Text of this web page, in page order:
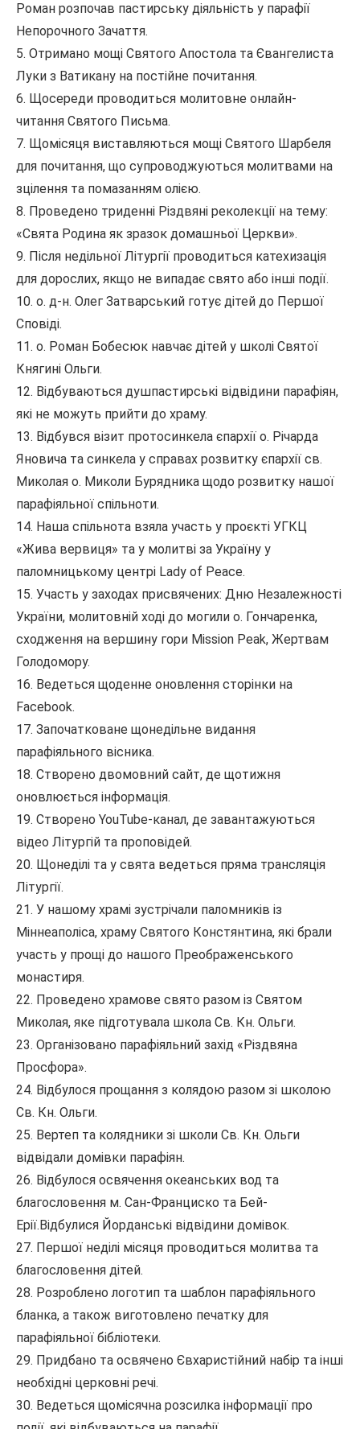
Роман розпочав пастирську діяльність у парафії
Непорочного Зачаття.
5. Отримано мощі Святого Апостола та Євангелиста
Луки з Ватикану на постійне почитання.
6. Щосереди проводиться молитовне онлайн-
читання Святого Письма.
7. Щомісяця виставляються мощі Святого Шарбеля
для почитання, що супроводжуються молитвами на
зцілення та помазанням олією.
8. Проведено триденні Різдвяні реколекції на тему:
«Свята Родина як зразок домашньої Церкви».
9. Після недільної Літургії проводиться катехизація
для дорослих, якщо не випадає свято або інші події.
10. о. д-н. Олег Затварський готує дітей до Першої
Сповіді.
11. о. Роман Бобесюк навчає дітей у школі Святої
Княгині Ольги.
12. Відбуваються душпастирські відвідини парафіян,
які не можуть прийти до храму.
13. Відбувся візит протосинкела єпархії о. Річарда
Яновича та синкела у справах розвитку єпархії св.
Миколая о. Миколи Бурядника щодо розвитку нашої
парафіяльної спільноти.
14. Наша спільнота взяла участь у проєкті УГКЦ
«Жива вервиця» та у молитві за Україну у
паломницькому центрі Lady of Peace.
15. Участь у заходах присвячених: Дню Незалежності
України, молитовній ході до могили о. Гончаренка,
сходження на вершину гори Mission Peak, Жертвам
Голодомору.
16. Ведеться щоденне оновлення сторінки на
Facebook.
17. Започатковане щонедільне видання
парафіяльного вісника.
18. Створено двомовний сайт, де щотижня
оновлюється інформація.
19. Створено YouTube-канал, де завантажуються
відео Літургій та проповідей.
20. Щонеділі та у свята ведеться пряма трансляція
Літургії.
21. У нашому храмі зустрічали паломників із
Міннеаполіса, храму Святого Констянтина, які брали
участь у прощі до нашого Преображенського
монастиря.
22. Проведено храмове свято разом із Святом
Миколая, яке підготувала школа Св. Кн. Ольги.
23. Організовано парафіяльний захід «Різдвяна
Просфора».
24. Відбулося прощання з колядою разом зі школою
Св. Кн. Ольги.
25. Вертеп та колядники зі школи Св. Кн. Ольги
відвідали домівки парафіян.
26. Відбулося освячення океанських вод та
благословення м. Сан-Франциско та Бей-
Ерії.Відбулися Йорданські відвідини домівок.
27. Першої неділі місяця проводиться молитва та
благословення дітей.
28. Розроблено логотип та шаблон парафіяльного
бланка, а також виготовлено печатку для
парафіяльної бібліотеки.
29. Придбано та освячено Євхаристійний набір та інші
необхідні церковні речі.
30. Ведеться щомісячна розсилка інформації про